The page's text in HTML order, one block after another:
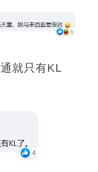
就只有KL